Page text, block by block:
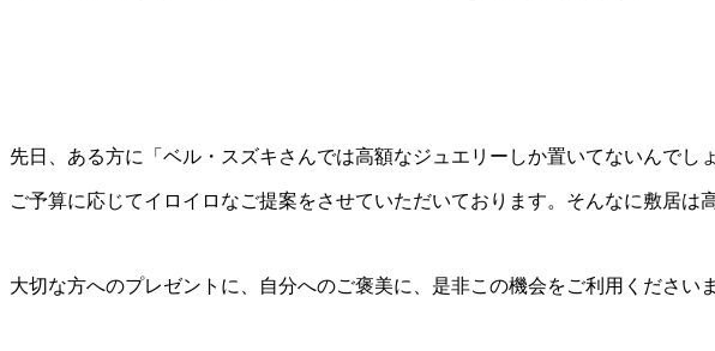
先日、ある方に「ベル・スズキさんでは高額なジュエリーしか置いてないんで
ご予算に応じてイロイロなご提案をさせていただいております。そんなに敷居は
大切な方へのプレゼントに、自分へのご褒美に、是非この機会をご利用くださいま